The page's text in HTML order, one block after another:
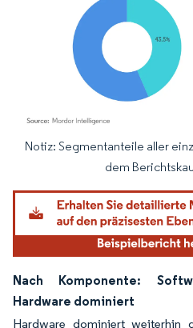
Bild © Mordor Intelligence.
Notiz: Segmentanteile aller
dem
Nach Komponente:
Hardware dominiert
Hardware dominiert weiterhin